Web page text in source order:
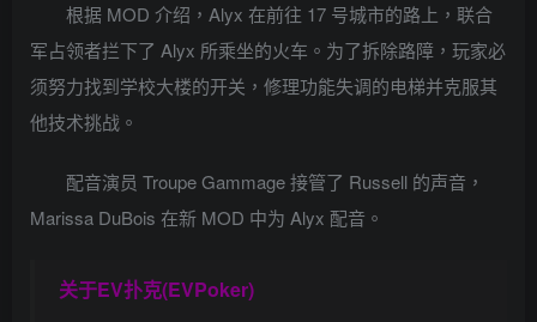
根据 MOD 介绍，Alyx 在前往 17 号城市的路上，联合
军占领者拦下了 Alyx 所乘坐的火车。为了拆除路障，玩家必
须努力找到学校大楼的开关，修理功能失调的电梯并克服其
他技术挑战。
配音演员 Troupe Gammage 接管了 Russell 的声音，
Marissa DuBois 在新 MOD 中为 Alyx 配音。
关于EV扑克(EVPoker)